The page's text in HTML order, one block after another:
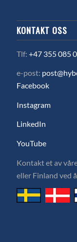
KONTAKT OSS
Tlf: +47 355 085
e-post:
Facebook
Instagram
LinkedIn
YouTube
Kontakt et av
eller Finland ved